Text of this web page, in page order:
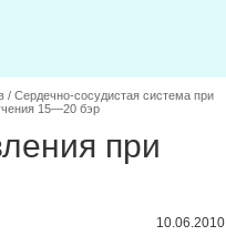
/ Сердечно-сосудистая система при
15—20 бэр
при
10.06.2010